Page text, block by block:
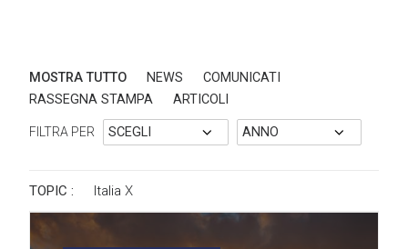
MOSTRA TUTTO NEWS
COMUNICATI
RASSEGNA STAMPA
ARTICOLI
FILTRA PER
TOPIC : Italia X